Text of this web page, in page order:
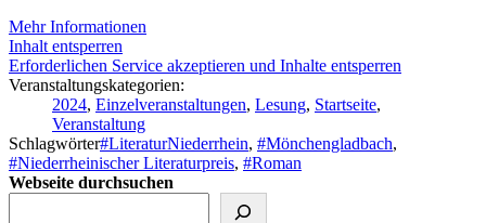
Mehr Informationen
Inhalt entsperren
Erforderlichen Service akzeptieren und Inhalte entsperren
Veranstaltungskategorien:
2024, Einzelveranstaltungen, Lesung, Startseite,
Veranstaltung
Schlagwörter#LiteraturNiederrhein, #Mönchengladbach,
#Niederrheinischer Literaturpreis, #Roman
Webseite durchsuchen